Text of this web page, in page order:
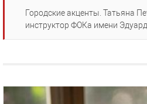
Городские акценты. Татьяна
инструктор ФОКа имени